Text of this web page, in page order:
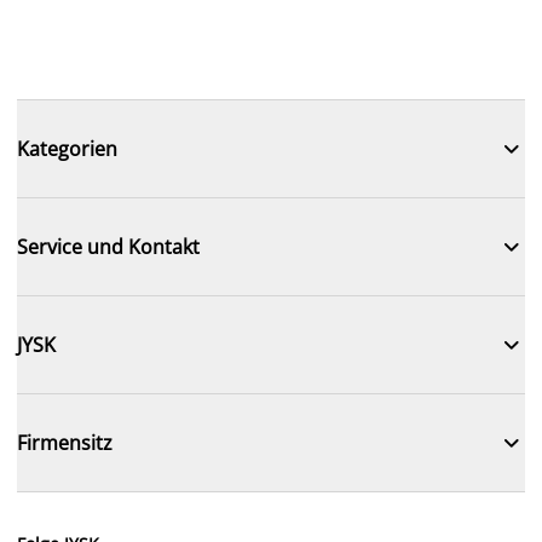
Kategorien 
Service und Kontakt 
JYSK 
Firmensitz 